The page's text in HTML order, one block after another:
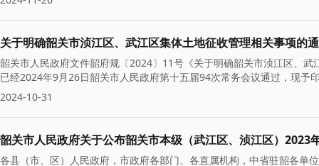
关于明确韶关市浈江区、武江区集体土地征收管理相关事项的
韶关市人民政府文件韶府规〔2024〕11号《关于明确韶关市浈江区、
已经2024年9月26日韶关市人民政府第十五届94次常务会议通过，现予
2024-10-31
各县（市、区）人民政府，市政府各部门、各直属机构，中省驻韶各单